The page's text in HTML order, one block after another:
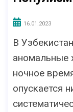
16.01.2023
В
аномальные
ночное
опускается